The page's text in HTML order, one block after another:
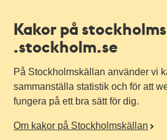
Kakor på
.stockholm.se
På Stockholmskällan använder vi
sammanställa statistik och för att
fungera på ett bra sätt för dig.
Om kakor på Stockholmskällan